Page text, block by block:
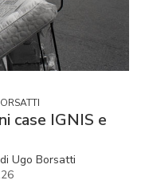
case IGNIS e
Ugo Borsatti